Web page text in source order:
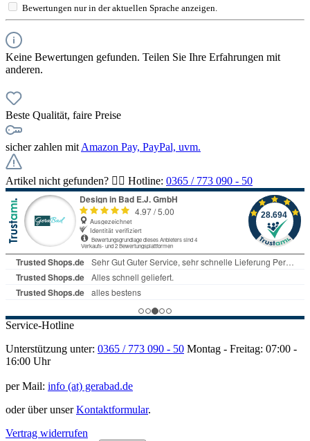
Bewertungen nur in der aktuellen Sprache anzeigen.
Keine Bewertungen gefunden. Teilen Sie Ihre Erfahrungen mit
anderen.
Beste Qualität, faire Preise
sicher zahlen mit Amazon Pay, PayPal, uvm.
Artikel nicht gefunden? 👉🏻 Hotline: 0365 / 773 090 - 50
Service-Hotline
Unterstützung unter: 0365 / 773 090 - 50 Montag - Freitag: 07:00 -
16:00 Uhr
per Mail: info (at) gerabad.de
oder über unserKontaktformular.
Vertrag widerrufen